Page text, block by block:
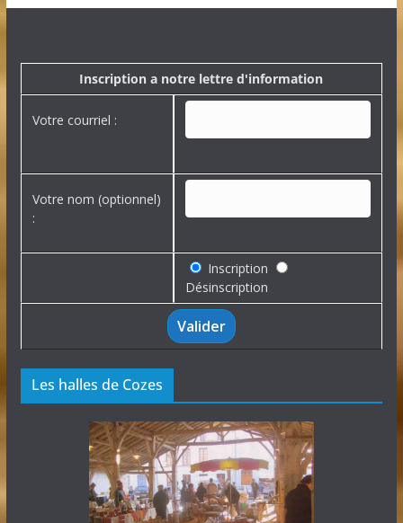
s
Inscription a notre lettre d'information
Votre courriel :
Votre nom (optionnel)
:
Inscription
Désinscription
Les halles de Cozes